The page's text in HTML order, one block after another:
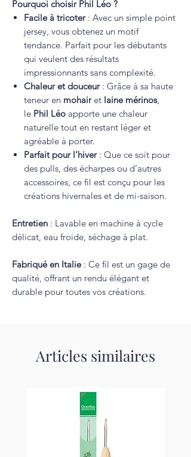
Pourquoi choisir Phil Léo ?
Facile à tricoter: Avec un simple point
jersey, vous obtenez un motif
tendance. Parfait pour les débutants
qui veulent des résultats
impressionnants sans complexité.
Chaleur et douceur: Grâce à sa haute
teneur en mohairet laine mérinos,
le Phil Léo apporte une chaleur
naturelle tout en restant léger et
agréable à porter.
Parfait pour l’hiver: Que ce soit pour
des pulls, des écharpes ou d’autres
accessoires, ce fil est conçu pour les
créations hivernales et de mi-saison.
Entretien : Lavable en machine à cycle
délicat, eau froide, séchage à plat.
Fabriqué en Italie: Ce fil est un gage de
qualité, offrant un rendu élégant et
durable pour toutes vos créations.
Articles similaires